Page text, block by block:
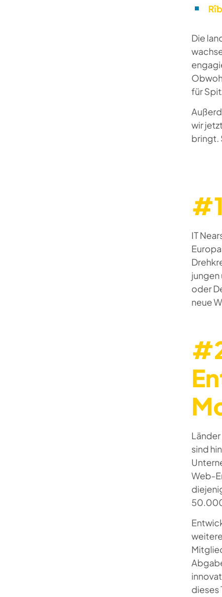
Die
für
wir
bringt.
IT
jungen
oder
neue
sind
Web-
dieses